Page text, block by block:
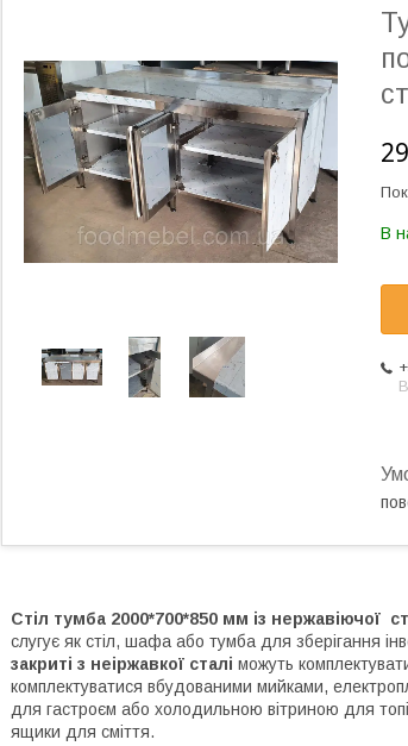
В
Стіл тумба 2000*700*850 мм із нержавіючої
слугує як стіл, шафа або тумба для зберігання
закриті з неіржавкої сталі можуть
комплектуватися вбудованими мийками,
для гастроєм або холодильною вітриною для
ящики для сміття.